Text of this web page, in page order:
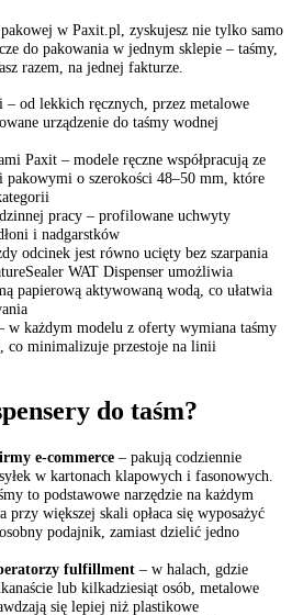
w Paxit.pl, zyskujesz nie tylko samo
do pakowania w jednym sklepie – taśmy,
razem, na jednej fakturze.
od lekkich ręcznych, przez metalowe
urządzenie do taśmy wodnej
Paxit – modele ręczne współpracują ze
pakowymi o szerokości 48–50 mm, które
pracy – profilowane uchwyty
i nadgarstków
odcinek jest równo ucięty bez szarpania
WAT Dispenser umożliwia
papierową aktywowaną wodą, co ułatwia
w każdym modelu z oferty wymiana taśmy
co minimalizuje przestoje na linii
do taśm?
e-commerce – pakują codziennie
w kartonach klapowych i fasonowych.
to podstawowe narzędzie na każdym
przy większej skali opłaca się wyposażyć
podajnik, zamiast dzielić jedno
fulfillment – w halach, gdzie
lub kilkadziesiąt osób, metalowe
się lepiej niż plastikowe